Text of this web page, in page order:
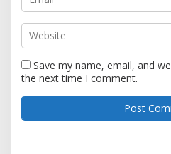
Save my name, email, and
the next time I comment.